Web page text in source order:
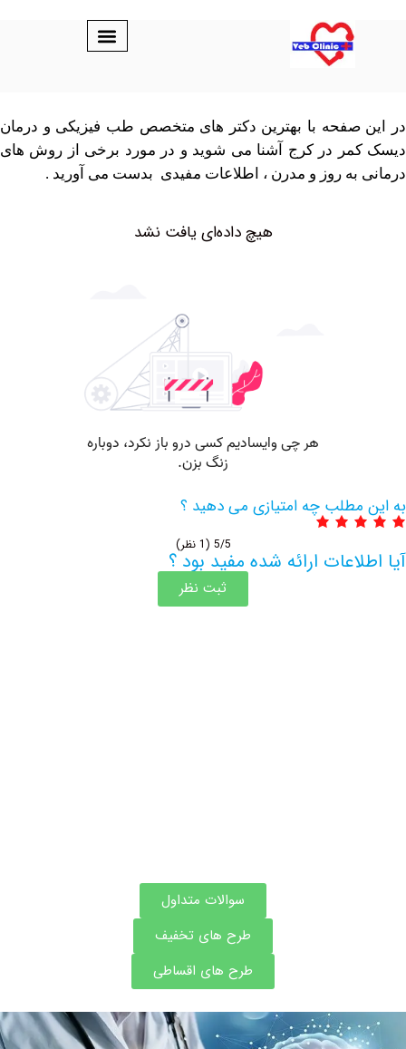
صفحه با بهترین دکتر های متخصص طب فیزیکی و درمان
در کرج آشنا می شوید و در مورد برخی از روش های
به روز و مدرن ، اطلاعات مفیدی بدست می آورید .
هیچ داده‌ای یافت نشد
چه امتیازی می دهید ؟
ارائه شده مفید بود ؟
ثبت نظر
سوالات متداول
طرح های تخفیف
طرح های اقساطی